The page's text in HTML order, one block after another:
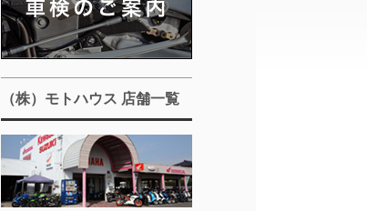
（株）モトハウス 店舗一覧